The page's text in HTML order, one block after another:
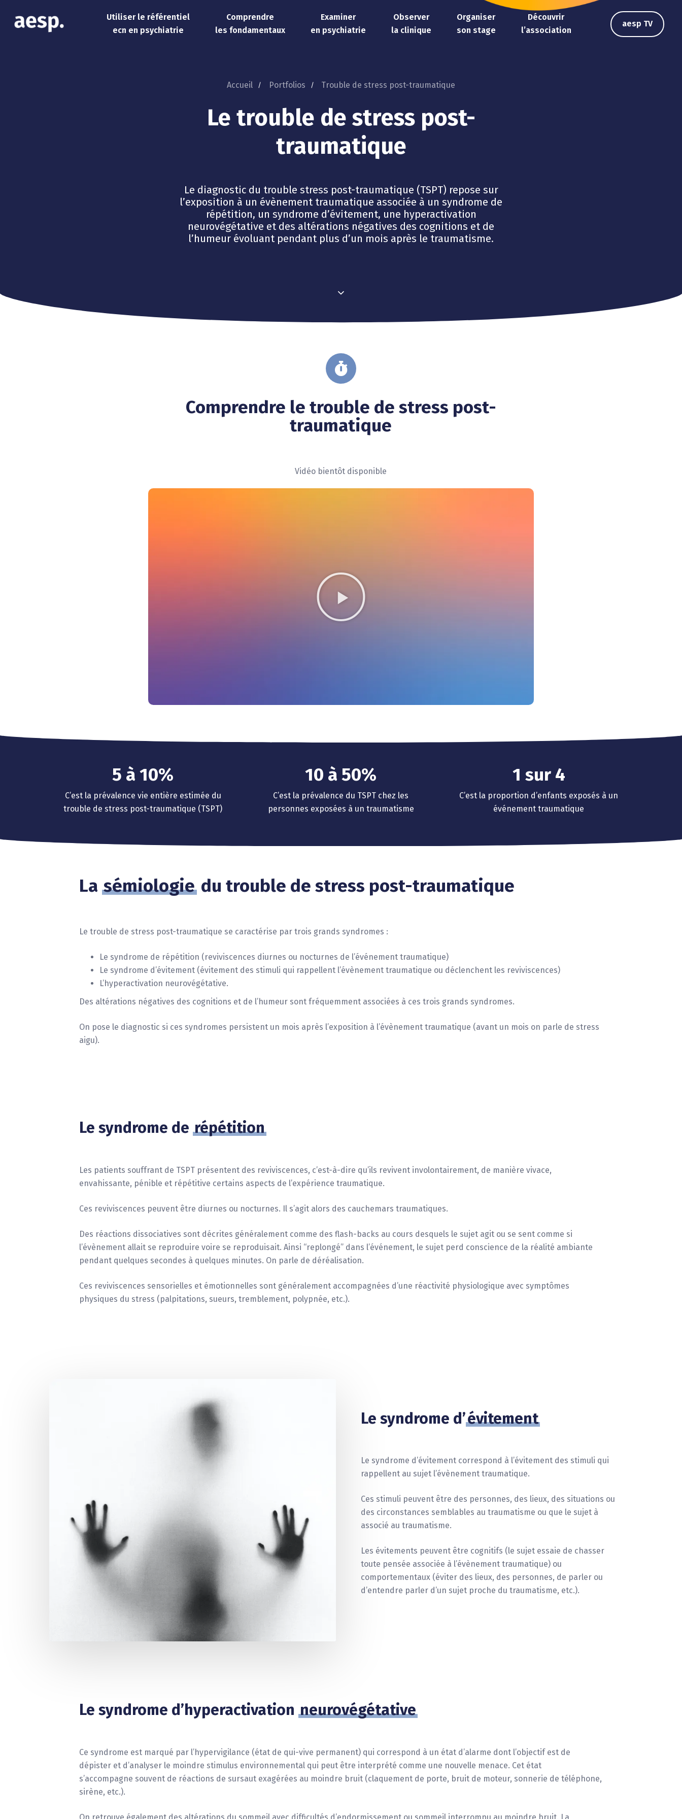
Utiliser le référentiel
ecn en psychiatrie
Comprendre
les fondamentaux
Examiner
en psychiatrie
Observer
la clinique
Organiser
son stage
Découvrir
l’association
aesp TV
Accueil Portfolios Trouble de stress post-traumatique
Le trouble de stress post-
traumatique
Le diagnostic du trouble stress post-traumatique (TSPT) repose sur
l’exposition à un évènement traumatique associée à un syndrome de
répétition, un syndrome d’évitement, une hyperactivation
neurovégétative et des altérations négatives des cognitions et de
l’humeur évoluant pendant plus d’un mois après le traumatisme.
Comprendre le trouble de stress post-
traumatique
Vidéo bientôt disponible
3
5
6
7
9
à1
2
3
5
7
8
0
1
2
4
6
7
9
%
C’est la prévalence vie entière estimée du
trouble de stress post-traumatique (TSPT)
1
2
3
5
7
8
0
1
2
4
6
7
9
à
1
3
5
6
7
9
0
1
2
4
6
7
9
%
C’est la prévalence du TSPT chez les
personnes exposées à un traumatisme
1
2
3
5
7
8
sur
2
4
5
6
8
C’est la proportion d’enfants exposés à un
événement traumatique
La sémiologiedu trouble de stress post-traumatique
Le trouble de stress post-traumatique se caractérise par trois grands syndromes :
Le syndrome de répétition (reviviscences diurnes ou nocturnes de l’événement traumatique)
Le syndrome d’évitement (évitement des stimuli qui rappellent l’évènement traumatique ou déclenchent les reviviscences)
L’hyperactivation neurovégétative.
Des altérations négatives des cognitions et de l’humeur sont fréquemment associées à ces trois grands syndromes.
On pose le diagnostic si ces syndromes persistent un mois après l’exposition à l’évènement traumatique (avant un mois on parle de stress
aigu).
Le syndrome de répétition
Les patients souffrant de TSPT présentent des reviviscences, c’est-à-dire qu’ils revivent involontairement, de manière vivace,
envahissante, pénible et répétitive certains aspects de l’expérience traumatique.
Ces reviviscences peuvent être diurnes ou nocturnes. Il s’agit alors des cauchemars traumatiques.
Des réactions dissociatives sont décrites généralement comme des flash-backs au cours desquels le sujet agit ou se sent comme si
l’évènement allait se reproduire voire se reproduisait. Ainsi “replongé” dans l’événement, le sujet perd conscience de la réalité ambiante
pendant quelques secondes à quelques minutes. On parle de déréalisation.
Ces reviviscences sensorielles et émotionnelles sont généralement accompagnées d’une réactivité physiologique avec symptômes
physiques du stress (palpitations, sueurs, tremblement, polypnée, etc.).
Le syndrome d’évitement
Le syndrome d’évitement correspond à l’évitement des stimuli qui
rappellent au sujet l’évènement traumatique.
Ces stimuli peuvent être des personnes, des lieux, des situations ou
des circonstances semblables au traumatisme ou que le sujet à
associé au traumatisme.
Les évitements peuvent être cognitifs (le sujet essaie de chasser
toute pensée associée à l’évènement traumatique) ou
comportementaux (éviter des lieux, des personnes, de parler ou
d’entendre parler d’un sujet proche du traumatisme, etc.).
Le syndrome d’hyperactivation neurovégétative
Ce syndrome est marqué par l’hypervigilance (état de qui-vive permanent) qui correspond à un état d’alarme dont l’objectif est de
dépister et d’analyser le moindre stimulus environnemental qui peut être interprété comme une nouvelle menace. Cet état
s’accompagne souvent de réactions de sursaut exagérées au moindre bruit (claquement de porte, bruit de moteur, sonnerie de téléphone,
sirène, etc.).